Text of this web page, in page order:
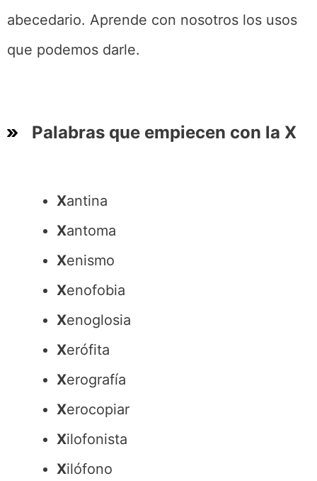
abecedario. Aprende con nosotros los usos
que podemos darle.
Palabras que empiecen con la X
Xantina
Xantoma
Xenismo
Xenofobia
Xenoglosia
Xerófita
Xerografía
Xerocopiar
Xilofonista
Xilófono